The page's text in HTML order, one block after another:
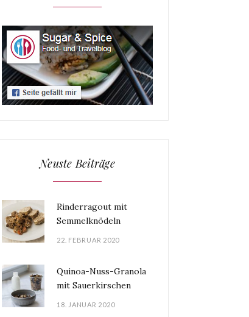
Neuste Beiträge
Rinderragout mit
Semmelknödeln
22. FEBRUAR 2020
Quinoa-Nuss-Granola
mit Sauerkirschen
18. JANUAR 2020